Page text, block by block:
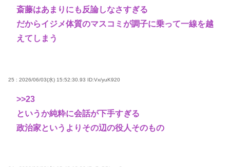
斎藤はあまりにも反論しなさすぎる
だからイジメ体質のマスコミが調子に乗って一線を越
えてしまう
25 : 2026/06/03(水) 15:52:30.93 ID:Vx/yuK920
>>23
というか純粋に会話が下手すぎる
政治家というよりその辺の役人そのもの